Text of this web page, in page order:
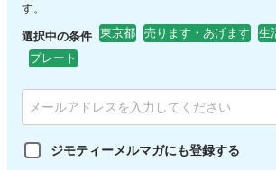
す。
選択中の条件 東京都 売ります・あげます 生
プレート
ジモティーメルマガにも登録する